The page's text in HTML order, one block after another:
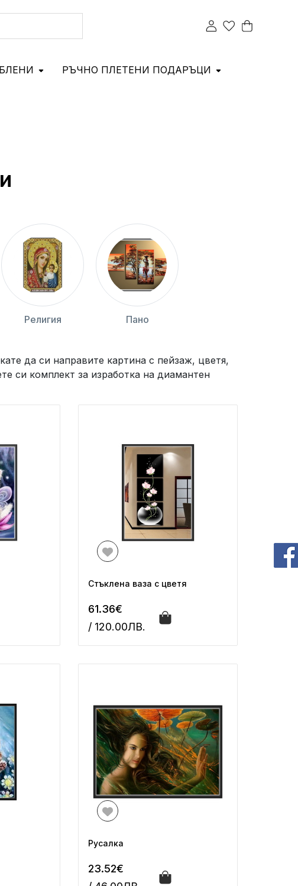
РЪЧНО ПЛЕТЕНИ ПОДАРЪЦИ
Религия Пано
да си направите картина с пейзаж, цветя,
си комплект за изработка на диамантен
Стъклена ваза с цветя
61.36€
/ 120.00ЛВ.
Русалка
23.52€